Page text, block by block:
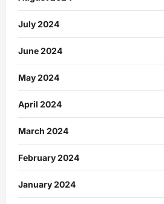
July 2024
June 2024
May 2024
April 2024
March 2024
February 2024
January 2024